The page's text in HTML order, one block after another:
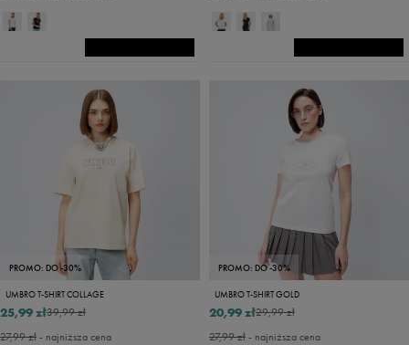
PROMO: DO -30%
UMBRO T-SHIRT COLLAGE
39,99 zł
25,99 zł
27,99 zł- najniższa cena
PROMO: DO -30%
UMBRO T-SHIRT GOLD
29,99 zł
20,99 zł
27,99 zł- najniższa cena